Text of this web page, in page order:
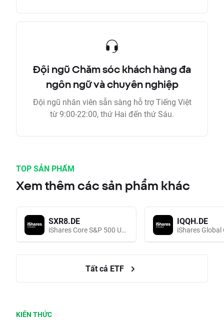
Đội ngũ Chăm sóc khách hàng đa
ngôn ngữ và chuyên nghiệp
Đội ngũ nhân viên sẵn sàng hỗ trợ Tiếng Việt
từ 9:00-22:00, thứ Hai đến thứ Sáu.
TOP SẢN PHẨM
Xem thêm các sản phẩm khác
SXR8.DE
iShares Core S&P 500 UCITS (Acc EUR)
IQQH.DE
Tất cả ETF
KIẾN THỨC